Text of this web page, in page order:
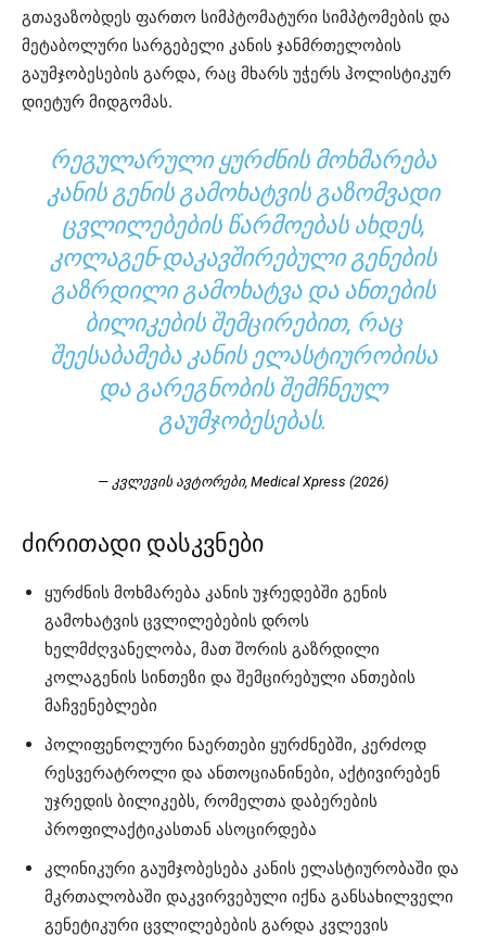
გთავაზობდეს ფართო სიმპტომატური სიმპტომების და
მეტაბოლური სარგებელი კანის ჯანმრთელობის
გაუმჯობესების გარდა, რაც მხარს უჭერს ჰოლისტიკურ
დიეტურ მიდგომას.
ᲠᲔᲒᲣᲚᲐᲠᲣᲚᲘ ᲧᲣᲠᲫᲜᲘᲡ ᲛᲝᲮᲛᲐᲠᲔᲑᲐ
ᲙᲐᲜᲘᲡ ᲒᲔᲜᲘᲡ ᲒᲐᲛᲝᲮᲐᲢᲕᲘᲡ ᲒᲐᲖᲝᲛᲕᲐᲓᲘ
ᲪᲕᲚᲘᲚᲔᲑᲔᲑᲘᲡ ᲬᲐᲠᲛᲝᲔᲑᲐᲡ ᲐᲮᲓᲔᲡ,
ᲙᲝᲚᲐᲒᲔᲜ-ᲓᲐᲙᲐᲕᲨᲘᲠᲔᲑᲣᲚᲘ ᲒᲔᲜᲔᲑᲘᲡ
ᲒᲐᲖᲠᲓᲘᲚᲘ ᲒᲐᲛᲝᲮᲐᲢᲕᲐ ᲓᲐ ᲐᲜᲗᲔᲑᲘᲡ
ᲑᲘᲚᲘᲙᲔᲑᲘᲡ ᲨᲔᲛᲪᲘᲠᲔᲑᲘᲗ, ᲠᲐᲪ
ᲨᲔᲔᲡᲐᲑᲐᲛᲔᲑᲐ ᲙᲐᲜᲘᲡ ᲔᲚᲐᲡᲢᲘᲣᲠᲝᲑᲘᲡᲐ
ᲓᲐ ᲒᲐᲠᲔᲒᲜᲝᲑᲘᲡ ᲨᲔᲛᲩᲜᲔᲣᲚ
ᲒᲐᲣᲛᲯᲝᲑᲔᲡᲔᲑᲐᲡ.
— კვლევის ავტორები, Medical Xpress (2026)
ძირითადი დასკვნები
ყურძნის მოხმარება კანის უჯრედებში გენის
გამოხატვის ცვლილებების დროს
ხელმძღვანელობა, მათ შორის გაზრდილი
კოლაგენის სინთეზი და შემცირებული ანთების
მაჩვენებლები
პოლიფენოლური ნაერთები ყურძნებში, კერძოდ
რესვერატროლი და ანთოციანინები, აქტივირებენ
უჯრედის ბილიკებს, რომელთა დაბერების
პროფილაქტიკასთან ასოცირდება
კლინიკური გაუმჯობესება კანის ელასტიურობაში და
მკრთალობაში დაკვირვებული იქნა განსახილველი
გენეტიკური ცვლილებების გარდა კვლევის